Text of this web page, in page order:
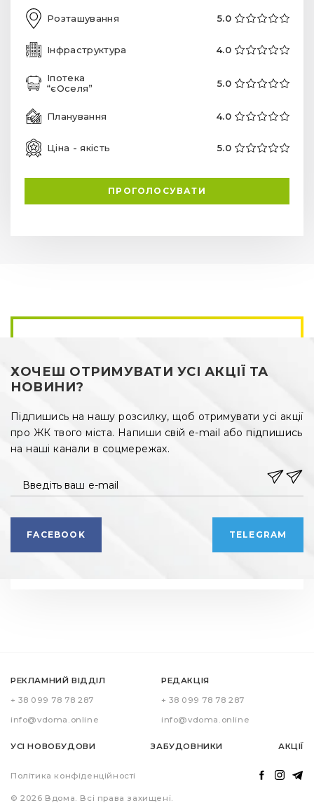
Розташування 5.0
Інфраструктура 4.0
Іпотека
“єОселя”
5.0
Планування 4.0
Ціна - якість 5.0
ПРОГОЛОСУВАТИ
ХОЧЕШ ОТРИМУВАТИ УСІ АКЦІЇ ТА
НОВИНИ?
Підпишись на нашу розсилку, щоб отримувати усі акції
про ЖК твого міста. Напиши свій e-mail або підпишись
на наші канали в соцмережах.
Введіть ваш e-mail
FACEBOOK TELEGRAM
РЕКЛАМНИЙ ВІДДІЛ
+ 38 099 78 78 287
info@vdoma.online
РЕДАКЦІЯ
+ 38 099 78 78 287
info@vdoma.online
АКЦІЇ
ЗАБУДОВНИКИ
УСІ НОВОБУДОВИ
Політика конфіденційності
© 2026 Вдома. Всі права захищені.